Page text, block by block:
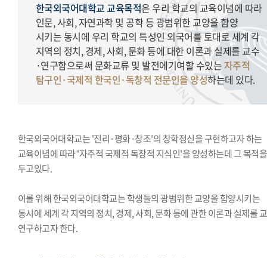
한국외국어대학교 교육목적은 우리 학교의 교육이념에 따라
인문, 사회, 자연과학 및 공학 등 광범위한 교양을 함양
시키는 동시에 우리 학교의 특성인 외국어를 토대로 세계 각
지역의 정치, 경제, 사회, 문화 등에 대한 이론과 실제를 교수
·연구함으로써 문화교류 및 발전에기여할 수있는자주적
탐구인·국제적 한국인·독창적 전문인을 양성하는데 있다.
한국외국어대학교는 '진리·평화·창조'의 창학정신을 구현하고자 하는
교육이념에 따라 '자주적 국제적 독창적 지식인'을 양성하는데 그 목적을
두고있다.
이를 위해 한국외국어대학교는 학생들의 광범위한 교양을 함양시키는
동시에 세계 각 지역의 정치, 경제, 사회, 문화 등에 관한 이론과 실제를
연구하고자 한다.